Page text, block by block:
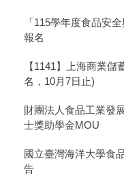
「115學年度食品安
報名
【1141】上海商業
名，10月7日止)
財團法人食品工業發
士獎助學金MOU
國立臺灣海洋大學食
告